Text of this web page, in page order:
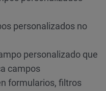
personalizados no
personalizado que
campos
formularios, filtros